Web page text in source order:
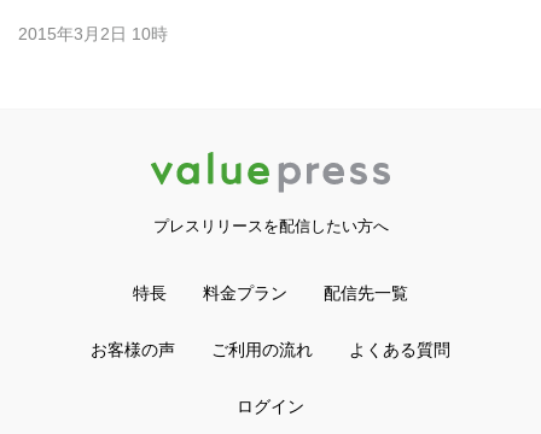
2015年3月2日 10時
プレスリリースを配信したい方へ
特長 料金プラン 配信先一覧
お客様の声 ご利用の流れ よくある質問
ログイン